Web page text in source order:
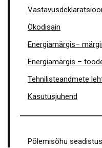
Ökodisain
Energiamärgis–
Energiamärgis –
Tehnilisteandmete
Kasutusjuhend
Põlemisõhu